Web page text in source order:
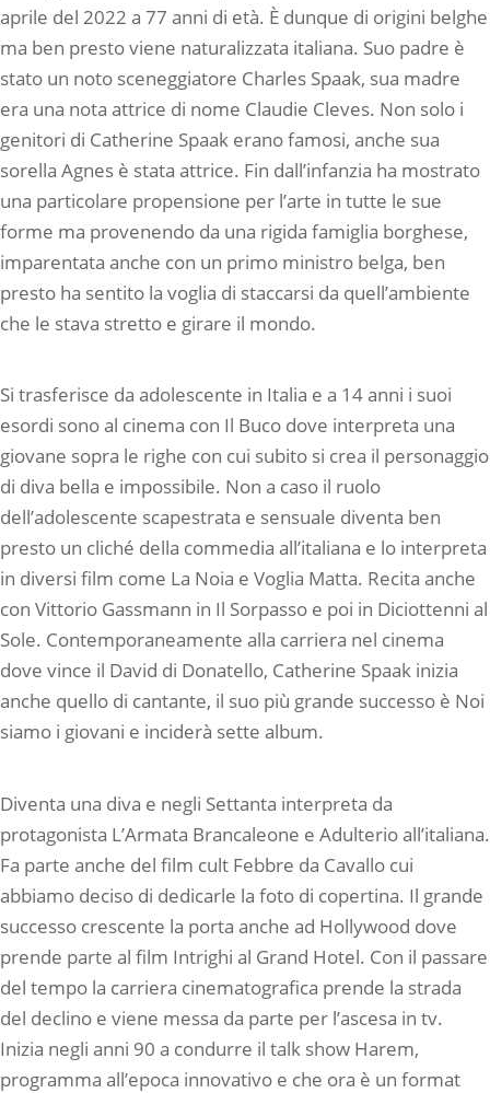
aprile del 2022 a 77 anni di età. È dunque di origini belghe
ma ben presto viene naturalizzata italiana. Suo padre è
stato un noto sceneggiatore Charles Spaak, sua madre
era una nota attrice di nome Claudie Cleves. Non solo i
genitori di Catherine Spaak erano famosi, anche sua
sorella Agnes è stata attrice. Fin dall’infanzia ha mostrato
una particolare propensione per l’arte in tutte le sue
forme ma provenendo da una rigida famiglia borghese,
imparentata anche con un primo ministro belga, ben
presto ha sentito la voglia di staccarsi da quell’ambiente
che le stava stretto e girare il mondo.
Si trasferisce da adolescente in Italia e a 14 anni i suoi
esordi sono al cinema con Il Buco dove interpreta una
giovane sopra le righe con cui subito si crea il personaggio
di diva bella e impossibile. Non a caso il ruolo
dell’adolescente scapestrata e sensuale diventa ben
presto un cliché della commedia all’italiana e lo interpreta
in diversi film come La Noia e Voglia Matta. Recita anche
con Vittorio Gassmann in Il Sorpasso e poi in Diciottenni al
Sole. Contemporaneamente alla carriera nel cinema
dove vince il David di Donatello, Catherine Spaak inizia
anche quello di cantante, il suo più grande successo è Noi
siamo i giovani e inciderà sette album.
Diventa una diva e negli Settanta interpreta da
protagonista L’Armata Brancaleone e Adulterio all’italiana.
Fa parte anche del film cult Febbre da Cavallo cui
abbiamo deciso di dedicarle la foto di copertina. Il grande
successo crescente la porta anche ad Hollywood dove
prende parte al film Intrighi al Grand Hotel. Con il passare
del tempo la carriera cinematografica prende la strada
del declino e viene messa da parte per l’ascesa in tv.
Inizia negli anni 90 a condurre il talk show Harem,
programma all’epoca innovativo e che ora è un format